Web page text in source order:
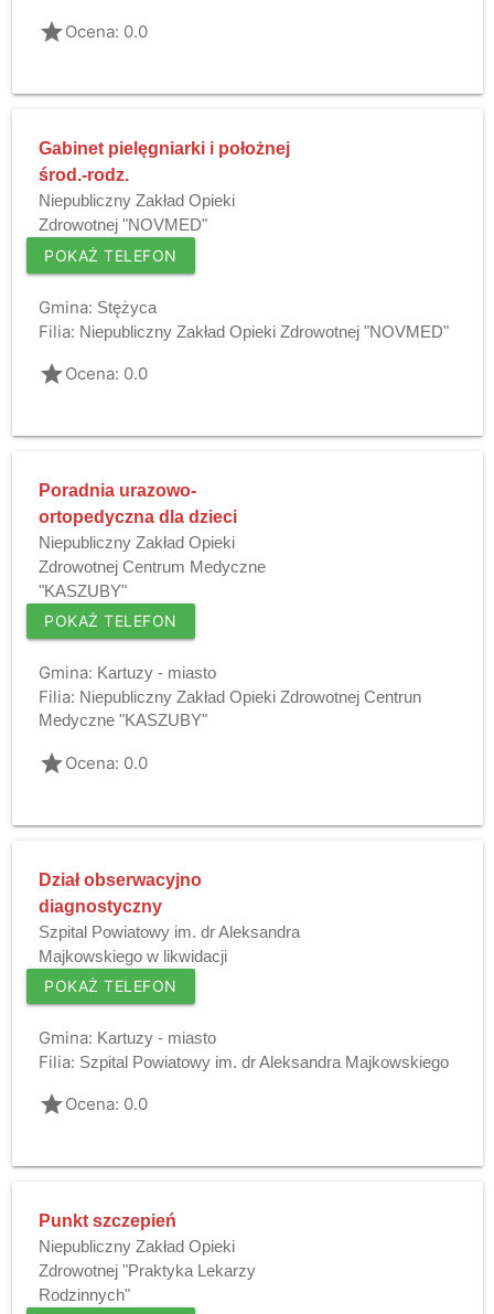
gradeOcena: 0.0
Gabinet pielęgniarki i położnej
środ.-rodz.
Niepubliczny Zakład Opieki
Zdrowotnej "NOVMED"
POKAŻ TELEFON
Gmina: Stężyca
Filia: Niepubliczny Zakład Opieki Zdrowotnej "NOVMED"
gradeOcena: 0.0
Poradnia urazowo-
ortopedyczna dla dzieci
Niepubliczny Zakład Opieki
Zdrowotnej Centrum Medyczne
"KASZUBY"
POKAŻ TELEFON
Gmina: Kartuzy - miasto
Filia: Niepubliczny Zakład Opieki Zdrowotnej Centrun
Medyczne "KASZUBY"
gradeOcena: 0.0
Dział obserwacyjno
diagnostyczny
Szpital Powiatowy im. dr Aleksandra
Majkowskiego w likwidacji
POKAŻ TELEFON
Gmina: Kartuzy - miasto
Filia: Szpital Powiatowy im. dr Aleksandra Majkowskiego
gradeOcena: 0.0
Punkt szczepień
Niepubliczny Zakład Opieki
Zdrowotnej "Praktyka Lekarzy
Rodzinnych"